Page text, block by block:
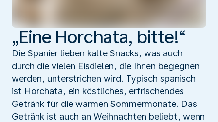
„Eine Horchata, bitte!“
Die Spanier lieben kalte Snacks, was auch
durch die vielen Eisdielen, die Ihnen begegnen
werden, unterstrichen wird. Typisch spanisch
ist Horchata, ein köstliches, erfrischendes
Getränk für die warmen Sommermonate. Das
Getränk ist auch an Weihnachten beliebt, wenn